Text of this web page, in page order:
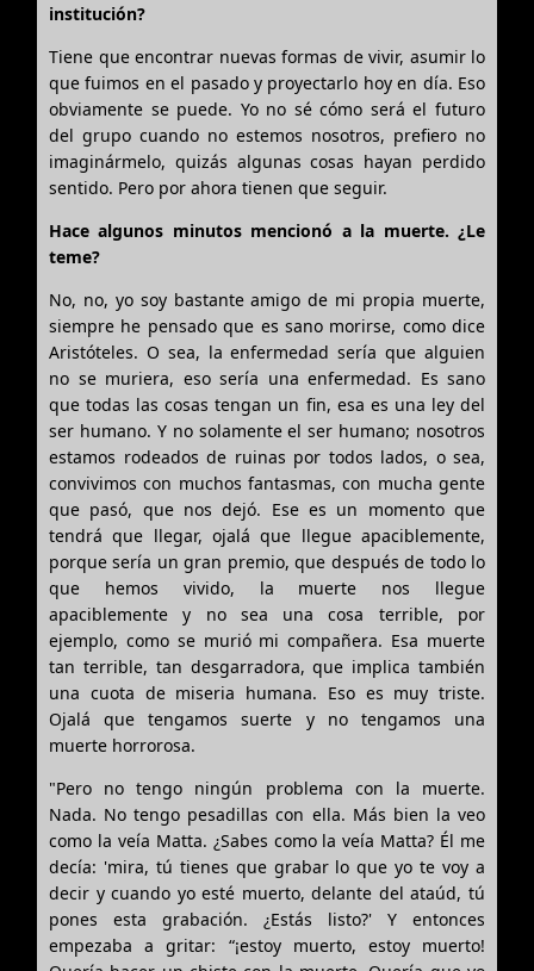
institución?
Tiene que encontrar nuevas formas de vivir, asumir lo
que fuimos en el pasado y proyectarlo hoy en día. Eso
obviamente se puede. Yo no sé cómo será el futuro
del grupo cuando no estemos nosotros, prefiero no
imaginármelo, quizás algunas cosas hayan perdido
sentido. Pero por ahora tienen que seguir.
Hace algunos minutos mencionó a la muerte. ¿Le
teme?
No, no, yo soy bastante amigo de mi propia muerte,
siempre he pensado que es sano morirse, como dice
Aristóteles. O sea, la enfermedad sería que alguien
no se muriera, eso sería una enfermedad. Es sano
que todas las cosas tengan un fin, esa es una ley del
ser humano. Y no solamente el ser humano; nosotros
estamos rodeados de ruinas por todos lados, o sea,
convivimos con muchos fantasmas, con mucha gente
que pasó, que nos dejó. Ese es un momento que
tendrá que llegar, ojalá que llegue apaciblemente,
porque sería un gran premio, que después de todo lo
que hemos vivido, la muerte nos llegue
apaciblemente y no sea una cosa terrible, por
ejemplo, como se murió mi compañera. Esa muerte
tan terrible, tan desgarradora, que implica también
una cuota de miseria humana. Eso es muy triste.
Ojalá que tengamos suerte y no tengamos una
muerte horrorosa.
"Pero no tengo ningún problema con la muerte.
Nada. No tengo pesadillas con ella. Más bien la veo
como la veía Matta. ¿Sabes como la veía Matta? Él me
decía: 'mira, tú tienes que grabar lo que yo te voy a
decir y cuando yo esté muerto, delante del ataúd, tú
pones esta grabación. ¿Estás listo?' Y entonces
empezaba a gritar: “¡estoy muerto, estoy muerto!